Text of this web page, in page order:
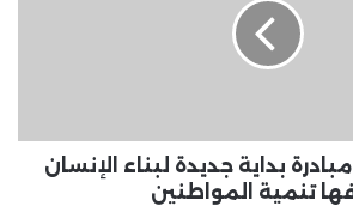
بداية جديدة لبناء الإنسان
تنمية المواطنين